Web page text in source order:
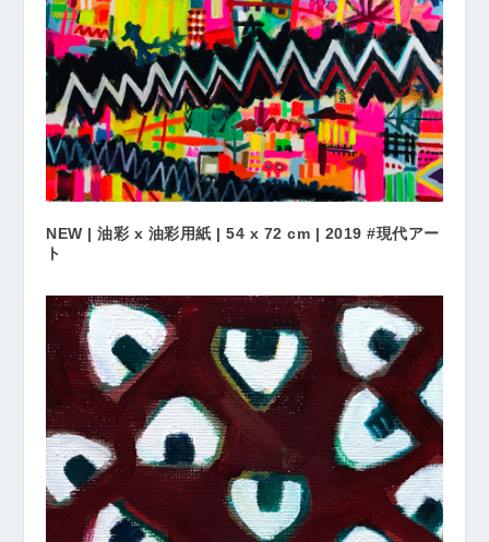
NEW | 油彩 x 油彩用紙 | 54 x 72 cm | 2019 #現代アー
ト